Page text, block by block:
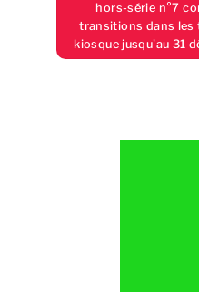
hors-série n°7
transitions dans les
kiosque jusqu'au 31